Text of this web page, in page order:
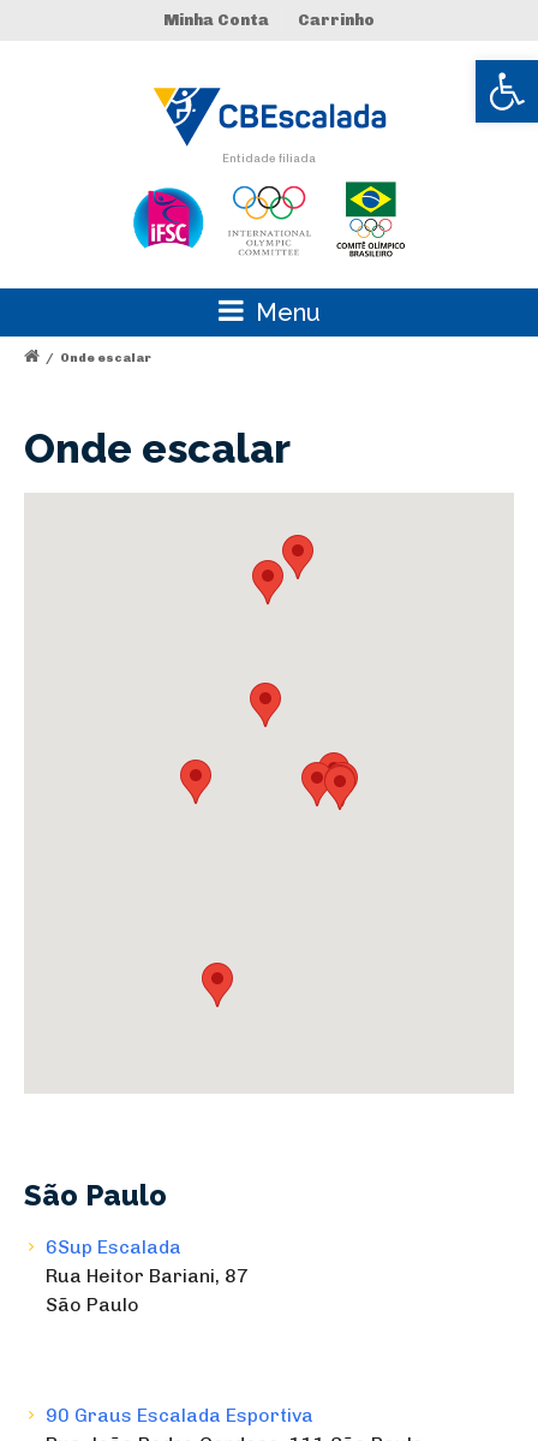
Abrir
Minha Conta Carrinho
Entidade filiada
Menu
/ Onde escalar
Onde escalar
São Paulo
6Sup Escalada
Rua Heitor Bariani, 87
São Paulo
90 Graus Escalada Esportiva